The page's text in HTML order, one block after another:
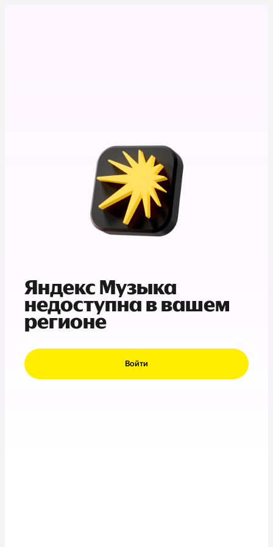
Яндекс Музыка
недоступна в вашем
регионе
Войти